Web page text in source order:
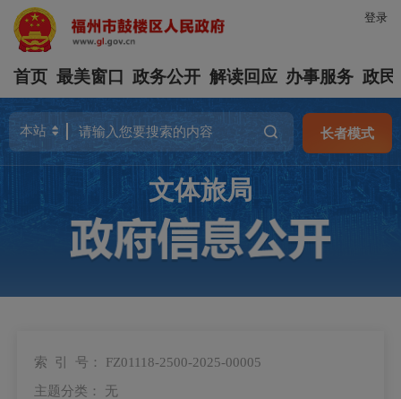
登录
首页 最美窗口 政务公开 解读回应 办事服务 政民
长者模式
文体旅局
索 引 号： FZ01118-2500-2025-00005
主题分类： 无